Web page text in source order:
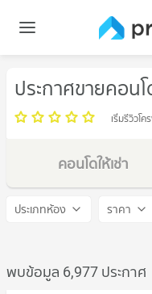
ประกาศขายคอน
เริ่มรีวิวโ
คอนโดให้เช่า
เซ็นทรัล ชิดลม
ประเภทห้อง ราคา
พบข้อมูล 6,977 ประกาศ